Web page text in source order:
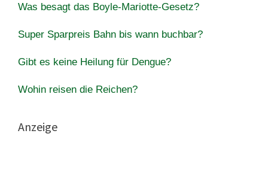
Was besagt das Boyle-Mariotte-Gesetz?
Super Sparpreis Bahn bis wann buchbar?
Gibt es keine Heilung für Dengue?
Wohin reisen die Reichen?
Anzeige